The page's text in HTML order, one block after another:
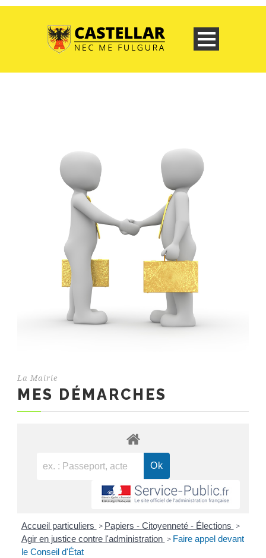
La Mairie
MES DÉMARCHES
Accueil particuliers > Papiers - Citoyenneté - Élections >
Agir en justice contre l'administration > Faire appel devant
le Conseil d'État